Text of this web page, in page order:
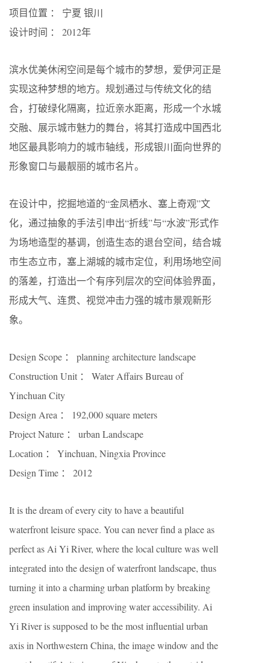
项目位置 ： 宁夏 银川
设计时间 ： 2012年
滨水优美休闲空间是每个城市的梦想，爱伊河正是
实现这种梦想的地方。规划通过与传统文化的结
合，打破绿化隔离，拉近亲水距离，形成一个水城
交融、展示城市魅力的舞台，将其打造成中国西北
地区最具影响力的城市轴线，形成银川面向世界的
形象窗口与最靓丽的城市名片。
在设计中，挖掘地道的“金凤栖水、塞上奇观”文
化，通过抽象的手法引申出“折线”与“水波”形式作
为场地造型的基调，创造生态的退台空间，结合城
市生态立市，塞上湖城的城市定位，利用场地空间
的落差，打造出一个有序列层次的空间体验界面，
形成大气、连贯、视觉冲击力强的城市景观新形
象。
Design Scope ： planning architecture landscape
Construction Unit ： Water Affairs Bureau of
Yinchuan City
Design Area ： 192,000 square meters
Project Nature ： urban Landscape
Location ： Yinchuan, Ningxia Province
Design Time ： 2012
It is the dream of every city to have a beautiful
waterfront leisure space. You can never find a place as
perfect as Ai Yi River, where the local culture was well
integrated into the design of waterfront landscape, thus
turning it into a charming urban platform by breaking
green insulation and improving water accessibility. Ai
Yi River is supposed to be the most influential urban
axis in Northwestern China, the image window and the